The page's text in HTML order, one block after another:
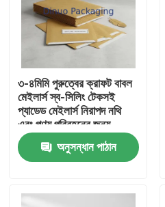
বাড়ি
৩-৪মিমি পুরুত্বের ক্রাফট বাবল
মেইলার্স স্ব-সিলিং টেকসই
প্যাডেড মেইলার্স নিরাপদ নথি
এবং পণ্য পরিবহনের জন্য
উপযুক্ত
অনুসন্ধান পাঠান